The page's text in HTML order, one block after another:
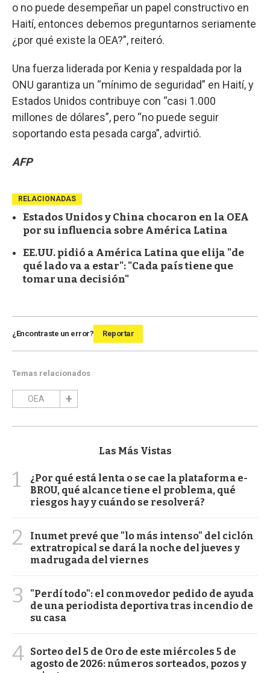
o no puede desempeñar un papel constructivo en
Haití, entonces debemos preguntarnos seriamente
¿por qué existe la OEA?”, reiteró.
Una fuerza liderada por Kenia y respaldada por la
ONU garantiza un “mínimo de seguridad” en Haití, y
Estados Unidos contribuye con “casi 1.000
millones de dólares”, pero “no puede seguir
soportando esta pesada carga”, advirtió.
AFP
RELACIONADAS
Estados Unidos y China chocaron en la OEA
por su influencia sobre América Latina
EE.UU. pidió a América Latina que elija "de
qué lado va a estar": "Cada país tiene que
tomar una decisión"
¿Encontraste un error? Reportar
Temas relacionados
OEA
Las Más Vistas
1
¿Por qué está lenta o se cae la plataforma e-
BROU, qué alcance tiene el problema, qué
riesgos hay y cuándo se resolverá?
2
Inumet prevé que "lo más intenso" del ciclón
extratropical se dará la noche del jueves y
madrugada del viernes
3
"Perdí todo": el conmovedor pedido de ayuda
de una periodista deportiva tras incendio de
su casa
4 Sorteo del 5 de Oro de este miércoles 5 de
agosto de 2026: números sorteados, pozos y